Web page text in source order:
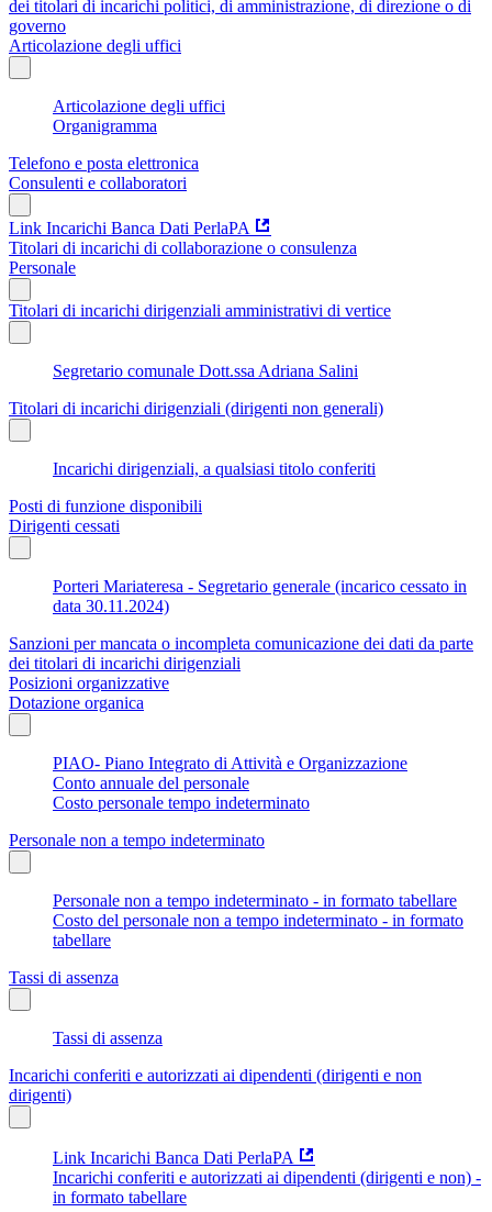
dei titolari di incarichi politici, di amministrazione, di direzione o di
governo
Articolazione degli uffici
Articolazione degli uffici
Organigramma
Telefono e posta elettronica
Consulenti e collaboratori
Link Incarichi Banca Dati PerlaPA
Titolari di incarichi di collaborazione o consulenza
Personale
Titolari di incarichi dirigenziali amministrativi di vertice
Segretario comunale Dott.ssa Adriana Salini
Titolari di incarichi dirigenziali (dirigenti non generali)
Incarichi dirigenziali, a qualsiasi titolo conferiti
Posti di funzione disponibili
Dirigenti cessati
Porteri Mariateresa - Segretario generale (incarico cessato in
data 30.11.2024)
Sanzioni per mancata o incompleta comunicazione dei dati da parte
dei titolari di incarichi dirigenziali
Posizioni organizzative
Dotazione organica
PIAO- Piano Integrato di Attività e Organizzazione
Conto annuale del personale
Costo personale tempo indeterminato
Personale non a tempo indeterminato
Personale non a tempo indeterminato - in formato tabellare
Costo del personale non a tempo indeterminato - in formato
tabellare
Tassi di assenza
Tassi di assenza
Incarichi conferiti e autorizzati ai dipendenti (dirigenti e non
dirigenti)
Link Incarichi Banca Dati PerlaPA
Incarichi conferiti e autorizzati ai dipendenti (dirigenti e non) -
in formato tabellare